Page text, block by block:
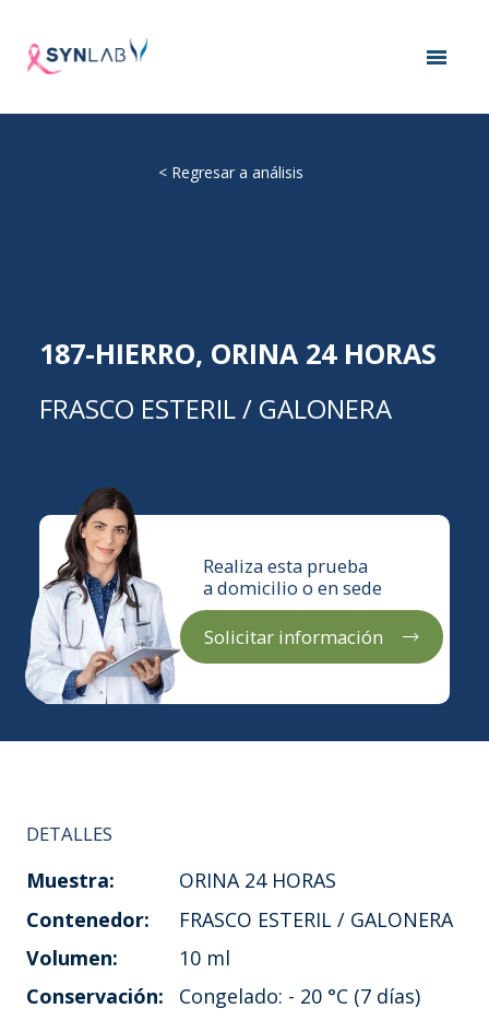
< Regresar a análisis
187-HIERRO, ORINA 24 HORAS
FRASCO ESTERIL / GALONERA
Realiza esta prueba
a domicilio o en sede
Solicitar información
DETALLES
Muestra:
ORINA 24 HORAS
Contenedor:
FRASCO ESTERIL / GALONERA
Volumen:
10 ml
Conservación:
Congelado: - 20 °C (7 días)